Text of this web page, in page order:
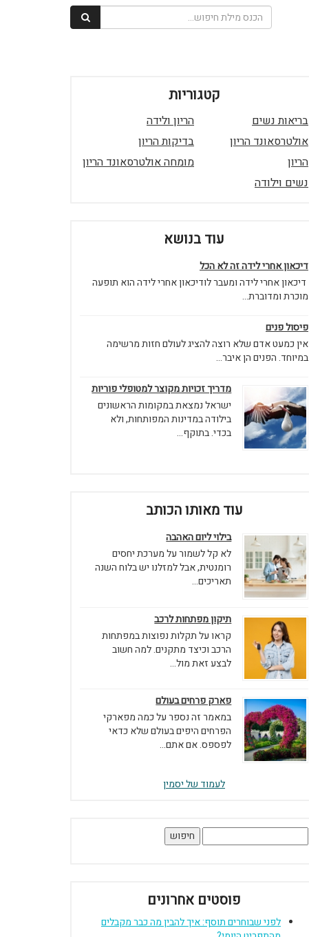
קטגוריות
בריאות נשים
הריון ולידה
אולטרסאונד הריון
בדיקות הריון
הריון
מומחה אולטרסאונד הריון
נשים וילודה
עוד בנושא
דיכאון אחרי לידה זה לא הכל
דיכאון אחרי לידה ומעבר לודיכאון אחרי לידה הוא תופעה
מוכרת ומדוברת...
פיסול פנים
אין כמעט אדם שלא רוצה להציג לעולם חזות מרשימה
במיוחד. הפנים הן איבר...
מדריך זכויות מקוצר למטופלי פוריות
ישראל נמצאת במקומות הראשונים
בילודה במדינות המפותחות, ולא
בכדי. בתוקף...
עוד מאותו הכותב
בילוי ליום האהבה
לא קל לשמור על מערכת יחסים
רומנטית, אבל למזלנו יש בלוח השנה
תאריכים...
תיקון מפתחות לרכב
קראו על תקלות נפוצות במפתחות
הרכב וכיצד מתקנים. למה חשוב
לבצע זאת מול...
פארק פרחים בעולם
במאמר זה נספר על כמה מפארקי
הפרחים היפים בעולם שלא כדאי
לפספס. אם אתם...
לעמוד של יסמין
חיפוש:
פוסטים אחרונים
לפני שבוחרים תוסף: איך להבין מה כבר מקבלים